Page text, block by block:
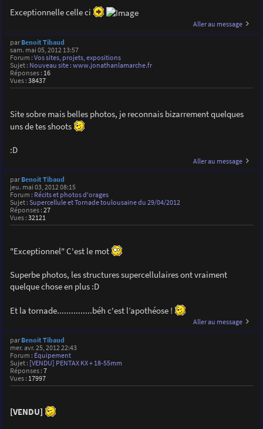
Exceptionnelle celle ci
Aller au message
par Benoit Tibaud
sam. mai 05, 2012 13:57
Forum : Vos sites, projets, expositions
Sujet : Nouveau site : www.jonathanlamarche.fr
Réponses : 16
Vues : 38437
Site sobre mais belles photos, je reconnais bizarrement quelques
uns de tes shoots
:D
Aller au message
par Benoit Tibaud
jeu. mai 03, 2012 08:15
Forum : Récits et photos d'orages
Sujet : Supercellule et Tornade toulousaine du 29/04/2012
Réponses : 27
Vues : 32121
"Exceptionnel" C'est le mot
Superbe photos, les structures supercellulaires ont vraiment
quelque chose en plus :D
Et la tornade...............béh c'est l’apothéose !
Aller au message
par Benoit Tibaud
mer. avr. 25, 2012 22:43
Forum : Équipement
Sujet : [VENDU] PENTAX KX + 18-55mm
Réponses : 7
Vues : 17997
[VENDU]